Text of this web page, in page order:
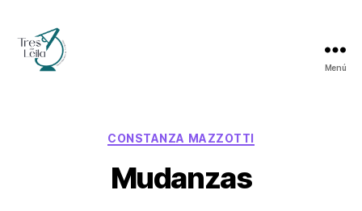
Menú
Categorías
CONSTANZA MAZZOTTI
Mudanzas